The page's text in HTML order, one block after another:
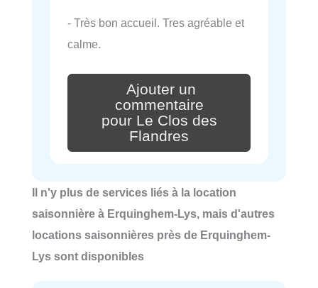
- Très bon accueil. Tres agréable et
calme.
Ajouter un
commentaire
pour Le Clos des
Flandres
Il n'y plus de services liés à la location
saisonnière à Erquinghem-Lys, mais d'autres
locations saisonnières près de Erquinghem-
Lys sont disponibles